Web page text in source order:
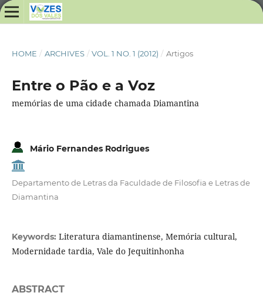
HOME / ARCHIVES / VOL. 1 NO. 1 (2012) / Artigos
Entre o Pão e a Voz
memórias de uma cidade chamada Diamantina
Mário Fernandes Rodrigues
Departamento de Letras da Faculdade de Filosofia e Letras de
Diamantina
Keywords: Literatura diamantinense, Memória cultural,
Modernidade tardia, Vale do Jequitinhonha
ABSTRACT